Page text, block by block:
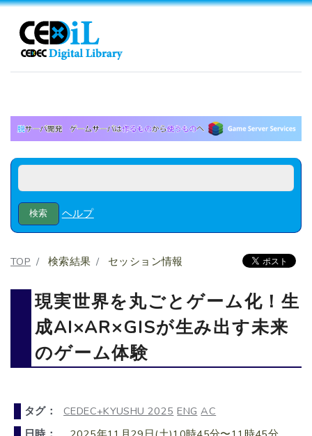
ヘルプ
TOP 検索結果 セッション情報
現実世界を丸ごとゲーム化！生
成AI×AR×GISが生み出す未来
のゲーム体験
タグ： CEDEC+KYUSHU 2025 ENG AC